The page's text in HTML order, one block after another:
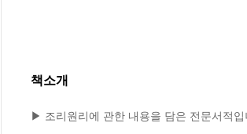
책소개
▶ 조리원리에 관한 내용을 담은 전문서적입